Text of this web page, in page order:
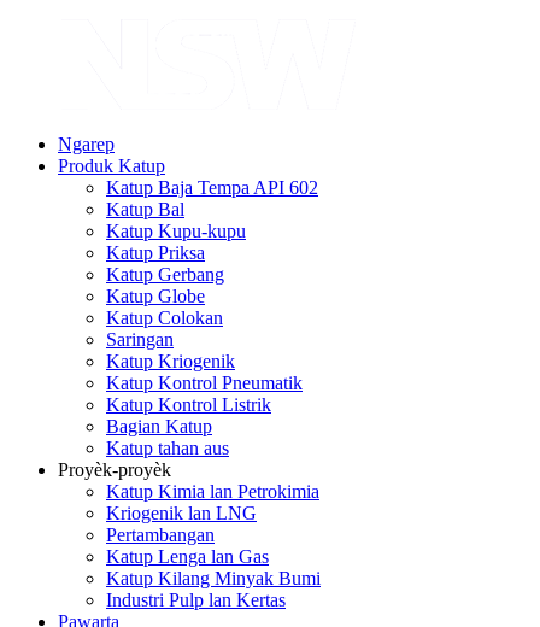
Ngarep
Produk Katup
Katup Baja Tempa API 602
Katup Bal
Katup Kupu-kupu
Katup Priksa
Katup Gerbang
Katup Globe
Katup Colokan
Saringan
Katup Kriogenik
Katup Kontrol Pneumatik
Katup Kontrol Listrik
Bagian Katup
Katup tahan aus
Proyèk-proyèk
Katup Kimia lan Petrokimia
Kriogenik lan LNG
Pertambangan
Katup Lenga lan Gas
Katup Kilang Minyak Bumi
Industri Pulp lan Kertas
Pawarta